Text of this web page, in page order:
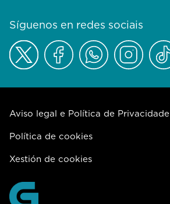
Síguenos en redes sociais
Aviso legal e Política de Privacidade
Política de cookies
Xestión de cookies